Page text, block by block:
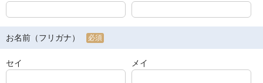
お名前（フリガナ） 必須
セイ メイ